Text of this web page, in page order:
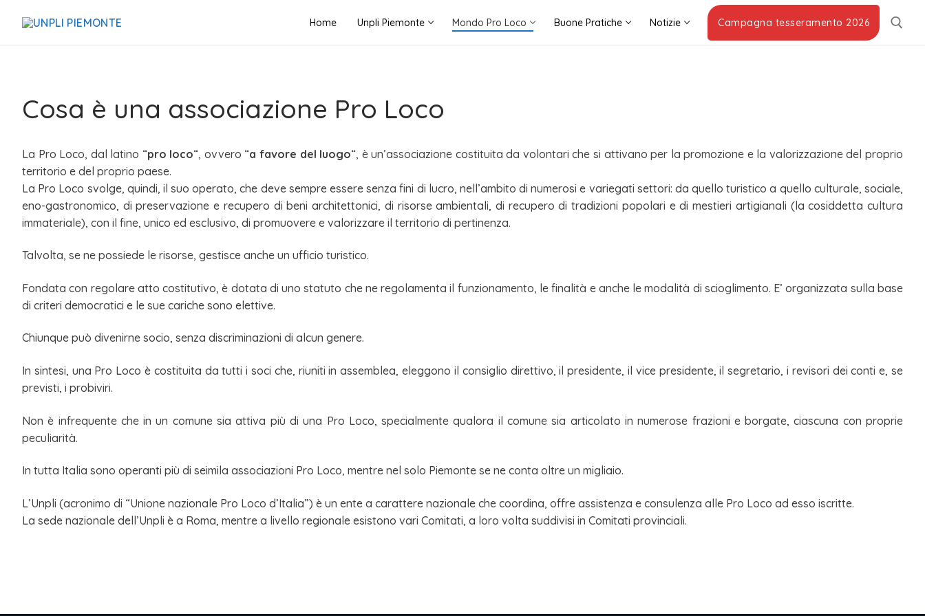
Home Unpli Piemonte Mondo Pro Loco Buone Pratiche Notizie Campagna tesseramento 2026
Cosa è una associazione Pro Loco
La Pro Loco, dal latino “pro loco“, ovvero “a favore del luogo“, è un’associazione costituita da volontari che si attivano per la promozione e la valorizzazione del proprio
territorio e del proprio paese.
La Pro Loco svolge, quindi, il suo operato, che deve sempre essere senza fini di lucro, nell’ambito di numerosi e variegati settori: da quello turistico a quello culturale, sociale,
eno-gastronomico, di preservazione e recupero di beni architettonici, di risorse ambientali, di recupero di tradizioni popolari e di mestieri artigianali (la cosiddetta cultura
immateriale), con il fine, unico ed esclusivo, di promuovere e valorizzare il territorio di pertinenza.
Talvolta, se ne possiede le risorse, gestisce anche un ufficio turistico.
Fondata con regolare atto costitutivo, è dotata di uno statuto che ne regolamenta il funzionamento, le finalità e anche le modalità di scioglimento. E’ organizzata sulla base
di criteri democratici e le sue cariche sono elettive.
Chiunque può divenirne socio, senza discriminazioni di alcun genere.
In sintesi, una Pro Loco è costituita da tutti i soci che, riuniti in assemblea, eleggono il consiglio direttivo, il presidente, il vice presidente, il segretario, i revisori dei conti e, se
previsti, i probiviri.
Non è infrequente che in un comune sia attiva più di una Pro Loco, specialmente qualora il comune sia articolato in numerose frazioni e borgate, ciascuna con proprie
peculiarità.
In tutta Italia sono operanti più di seimila associazioni Pro Loco, mentre nel solo Piemonte se ne conta oltre un migliaio.
L’Unpli (acronimo di “Unione nazionale Pro Loco d’Italia”) è un ente a carattere nazionale che coordina, offre assistenza e consulenza alle Pro Loco ad esso iscritte.
La sede nazionale dell’Unpli è a Roma, mentre a livello regionale esistono vari Comitati, a loro volta suddivisi in Comitati provinciali.